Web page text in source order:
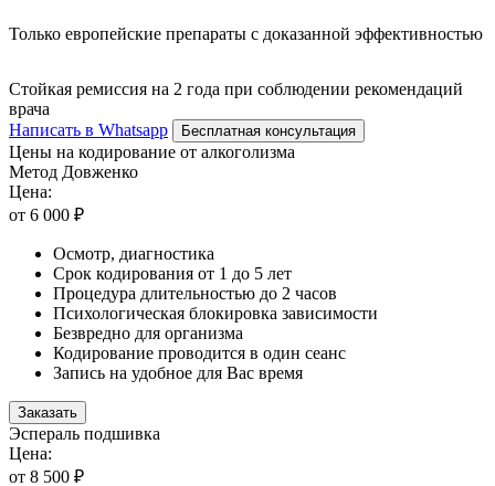
Только европейские препараты с доказанной эффективностью
Стойкая ремиссия на 2 года при соблюдении рекомендаций
врача
Написать в Whatsapp
Бесплатная консультация
Цены на кодирование от алкоголизма
Метод Довженко
Цена:
от 6 000 ₽
Осмотр, диагностика
Срок кодирования от 1 до 5 лет
Процедура длительностью до 2 часов
Психологическая блокировка зависимости
Безвредно для организма
Кодирование проводится в один сеанс
Запись на удобное для Вас время
Заказать
Эспераль подшивка
Цена:
от 8 500 ₽